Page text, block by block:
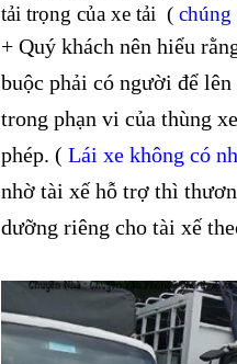
tải trọng của xe tải ( chúng
+ Quý khách nên hiểu
buộc phải có người để
trong phạn vi của thùng
phép. ( Lái xe không có
nhờ tài xế hỗ trợ thì
dưỡng riêng cho tài xế